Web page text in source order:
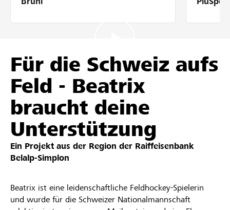
Anmelden
Registrieren
FR IT
Für die Schweiz aufs
Feld - Beatrix
braucht deine
Unterstützung
Ein Projekt aus der Region der Raiffeisenbank
Belalp-Simplon
Beatrix ist eine leidenschaftliche Feldhockey-Spielerin
und wurde für die Schweizer Nationalmannschaft